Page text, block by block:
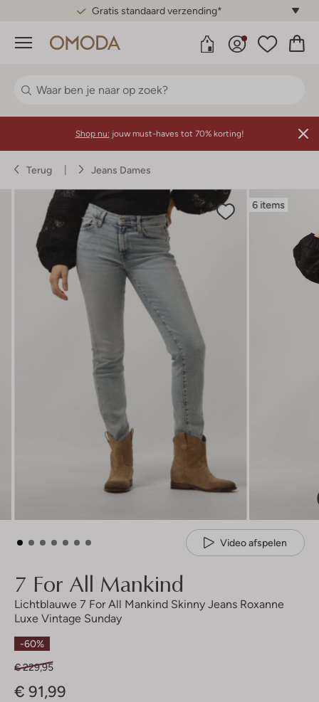
Gratis standaard verzending*
Menu
Shop nu: jouw must-haves tot 70% korting!
Terug Jeans Dames
6 items
Video afspelen
7 For All Mankind
Lichtblauwe 7 For All Mankind Skinny Jeans Roxanne
Luxe Vintage Sunday
-60%
€ 229,95
€ 91,99